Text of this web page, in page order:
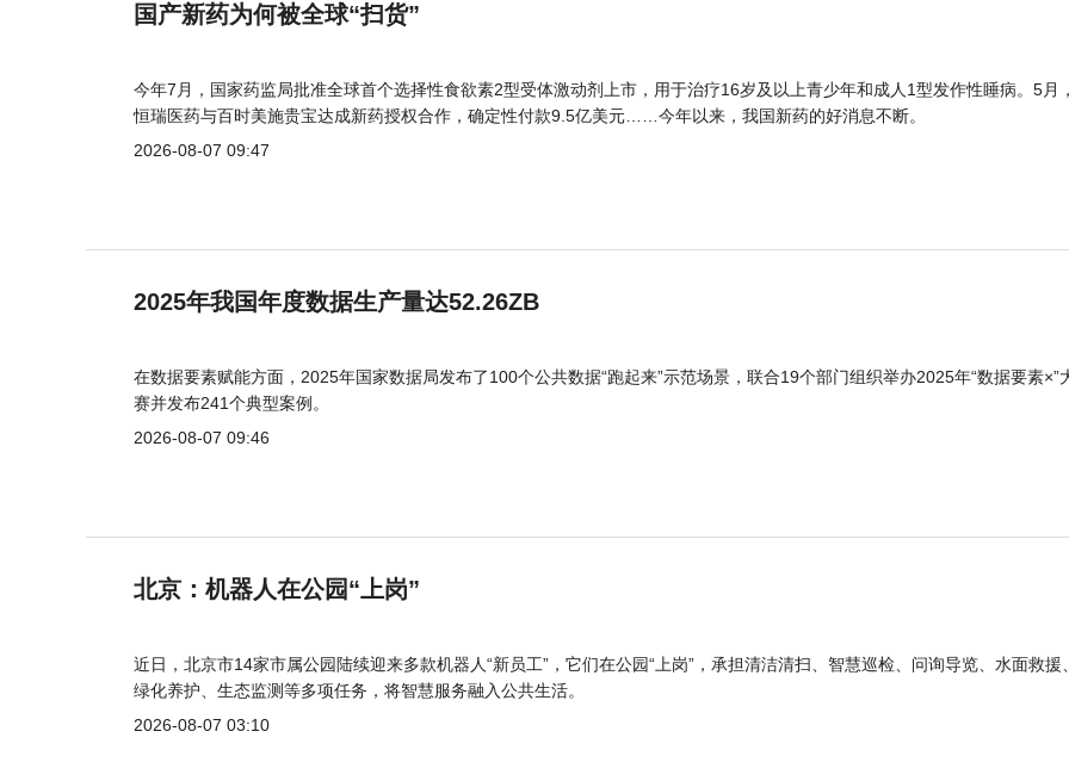
国产新药为何被全球“扫货”
今年7月，国家药监局批准全球首个选择性食欲素2型受体激动剂上市，用于治疗16岁及以上青少年和成人1型发作性睡病。5月
恒瑞医药与百时美施贵宝达成新药授权合作，确定性付款9.5亿美元……今年以来，我国新药的好消息不断。
2026-08-07 09:47
2025年我国年度数据生产量达52.26ZB
在数据要素赋能方面，2025年国家数据局发布了100个公共数据“跑起来”示范场景，联合19个部门组织举办2025年“数据要素×”
赛并发布241个典型案例。
2026-08-07 09:46
北京：机器人在公园“上岗”
近日，北京市14家市属公园陆续迎来多款机器人“新员工”，它们在公园“上岗”，承担清洁清扫、智慧巡检、问询导览、水面救援
绿化养护、生态监测等多项任务，将智慧服务融入公共生活。
2026-08-07 03:10